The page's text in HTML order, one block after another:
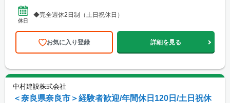
休日
◆完全週休2日制（土日祝休日）
お気に入り登録 詳細を見る
中村建設株式会社
＜奈良県奈良市＞経験者歓迎/年間休日120日/土日祝休